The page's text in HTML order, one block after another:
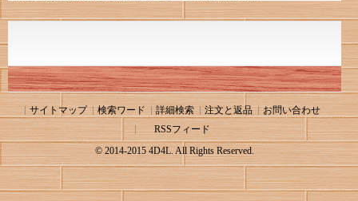
サイトマップ 検索ワード 詳細検索 注文と返品
お問い合わせ
RSSフィード
© 2014-2015 4D4L. All Rights Reserved.